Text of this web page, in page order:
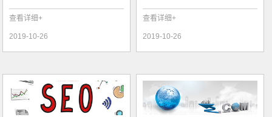
苦运营的网站被百...
查看详细+
2019-10-26
（Ranking），起着很重...
查看详细+
2019-10-26